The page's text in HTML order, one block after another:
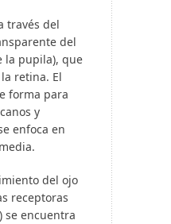
través del
del
la pupila), que
retina. El
forma para
y
enfoca en
del ojo
receptoras
se encuentra